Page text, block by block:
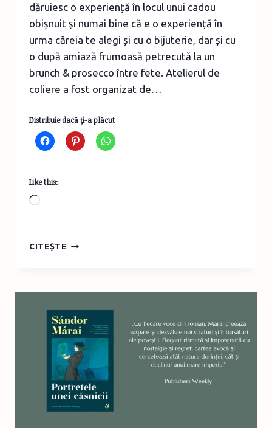
dăruiesc o experiență în locul unui cadou
obișnuit și numai bine că e o experiență în
urma căreia te alegi și cu o bijuterie, dar și cu
o după amiază frumoasă petrecută la un
brunch & prosecco între fete. Atelierul de
coliere a fost organizat de…
Distribuie dacă ţi-a plăcut
Like this:
Loading…
CITEȘTEATELIER
BRUNCH
ITALIAN
VINTAGE
CAFFE
&
PROSECCO
BAR